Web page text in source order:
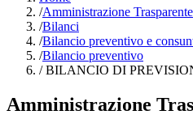
/Amministrazione Trasparente
/Bilanci
/Bilancio preventivo e
/Bilancio preventivo
/BILANCIO DI
Amministrazione